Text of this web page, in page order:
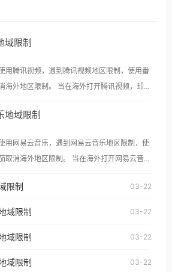
域限制
用腾讯视频，遇到腾讯视频地区限制，使用番
区限制。 当在海外打开腾讯视频，却突
美国、加拿
音乐平台一样，出现地区及版权限制问题，且
大陆地区播放。 遇到这个问题的朋友们，
茄回国加速器，即可解决「海外用户收听腾讯
美国、加拿大、澳大利亚、欧洲等国家和地区
所困扰。
地域限制
用网易云音乐，遇到网易云音乐地区限制，使
海外地区限制。 当在海外打开网易云音
外用户如香港、澳门、台湾、美
拿大、澳大利亚、欧洲等国家和地区时，网易
且仅能在中国大陆地区播放。 遇到这个问题
网易云音乐地区版权限制」的问题，无论人在
限制 03-22
域限制 03-22
域限制 03-22
域限制 03-22